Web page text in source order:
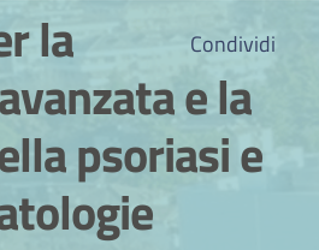
Condividi
la
e la
psoriasi e